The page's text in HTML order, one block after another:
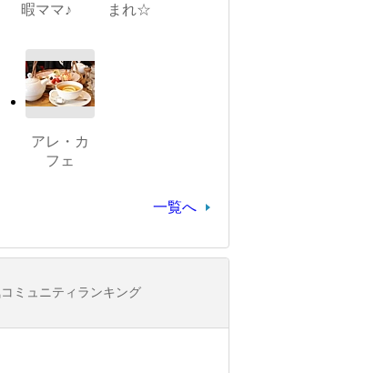
暇ママ♪
まれ☆
アレ・カ
フェ
一覧へ
コミュニティランキング